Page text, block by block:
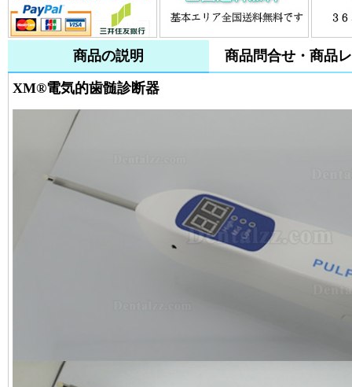
商品の説明 商品問合せ・商品
XM®電気的歯髄診断器